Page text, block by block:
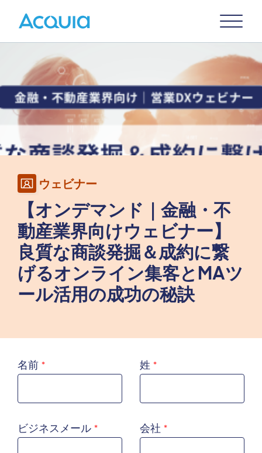
Menu
ウェビナー
【オンデマンド｜金融・不
動産業界向けウェビナー】
良質な商談発掘＆成約に繋
げるオンライン集客とMAツ
ール活用の成功の秘訣
名前 姓
ビジネスメール 会社